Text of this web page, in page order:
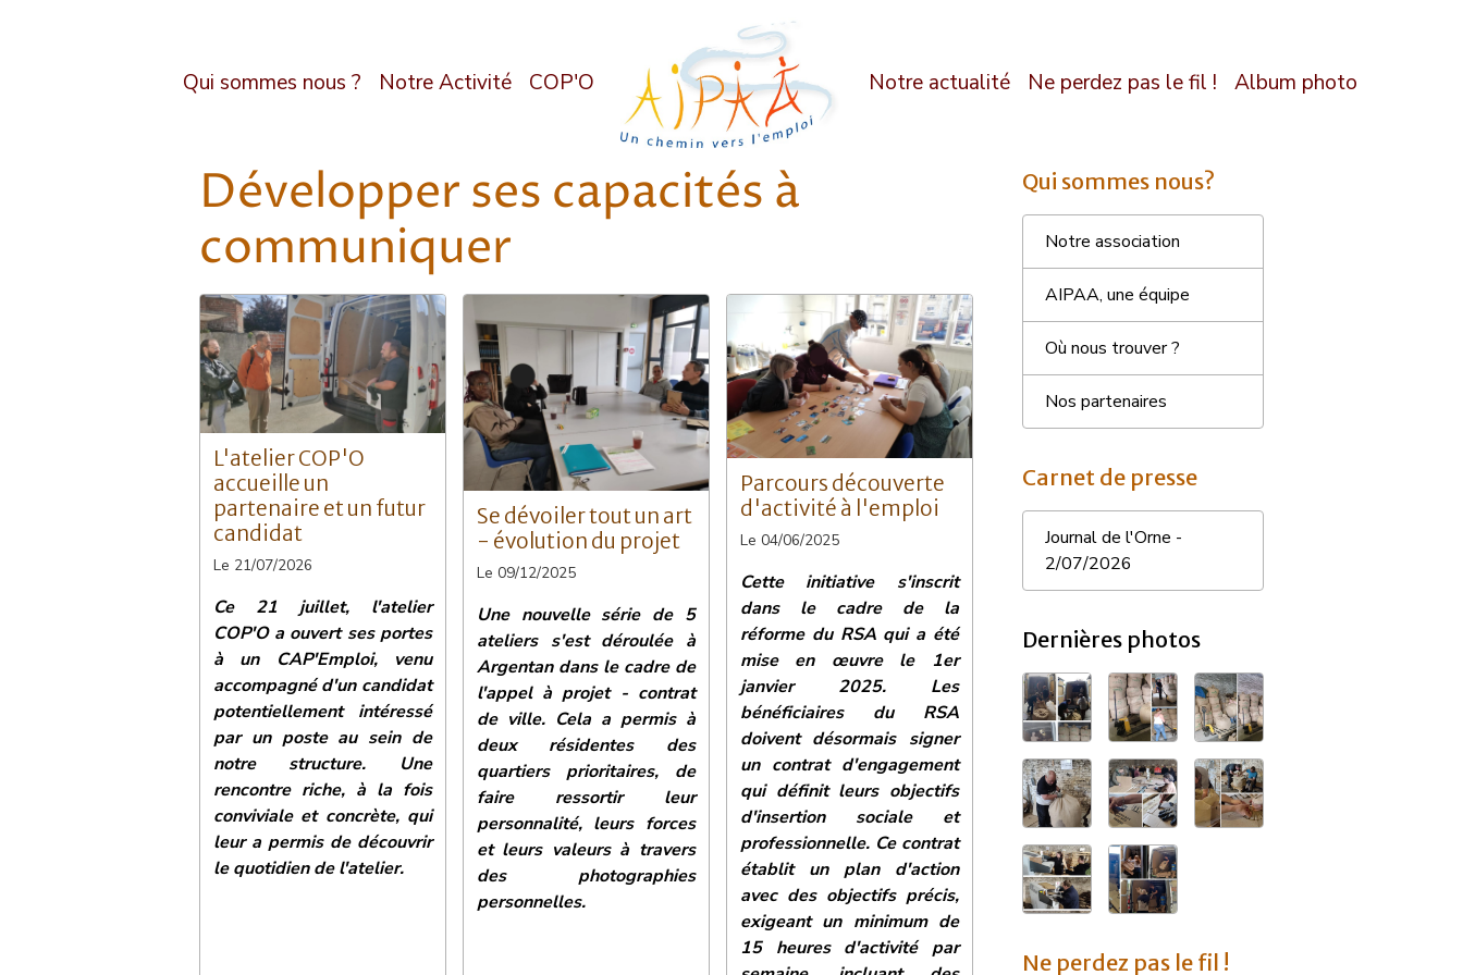
Qui sommes nous ? Notre Activité COP'O Notre actualité Ne perdez pas le fil ! Album photo
Développer ses capacités à
communiquer
L'atelier COP'O
accueille un
partenaire et un futur
candidat
Le 21/07/2026
Ce 21 juillet, l'atelier
COP'O a ouvert ses portes
à un CAP'Emploi, venu
accompagné d'un candidat
potentiellement intéressé
par un poste au sein de
notre structure. Une
rencontre riche, à la fois
conviviale et concrète, qui
leur a permis de découvrir
le quotidien de l'atelier.
Se dévoiler tout un art
- évolution du projet
Le 09/12/2025
Une nouvelle série de 5
ateliers s'est déroulée à
Argentan dans le cadre de
l'appel à projet - contrat
de ville. Cela a permis à
deux résidentes des
quartiers prioritaires, de
faire ressortir leur
personnalité, leurs forces
et leurs valeurs à travers
des photographies
personnelles.
Parcours découverte
d'activité à l'emploi
Le 04/06/2025
Cette initiative s'inscrit
dans le cadre de la
réforme du RSA qui a été
mise en œuvre le 1er
janvier 2025. Les
bénéficiaires du RSA
doivent désormais signer
un contrat d'engagement
qui définit leurs objectifs
d'insertion sociale et
professionnelle. Ce contrat
établit un plan d'action
avec des objectifs précis,
exigeant un minimum de
15 heures d'activité par
Qui sommes nous?
Notre association
AIPAA, une équipe
Où nous trouver ?
Nos partenaires
Carnet de presse
Journal de l'Orne -
2/07/2026
Dernières photos
Ne perdez pas le fil !